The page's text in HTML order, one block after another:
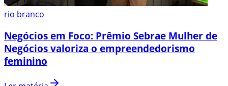
rio branco
Negócios em Foco: Prêmio Sebrae Mulher de
Negócios valoriza o empreendedorismo
feminino